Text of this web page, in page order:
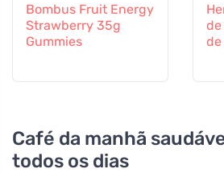
Bombus Fruit Energy
Strawberry 35g
Gummies
de
Café da manhã
todos os dias